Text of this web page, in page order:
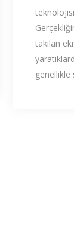
takılan
genellikle